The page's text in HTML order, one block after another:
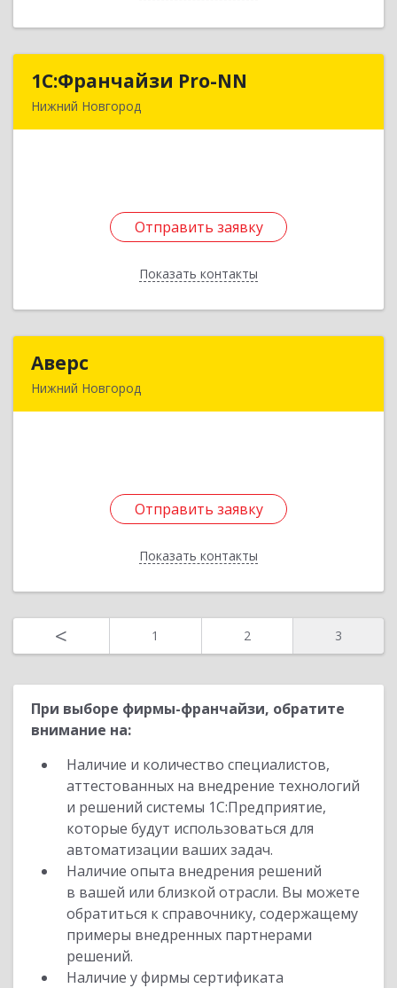
1С:Франчайзи Pro-NN
Нижний Новгород
Отправить заявку
Показать контакты
1С:Франчайзи Pro-NN
Отправить заявку
Назад
Аверс
Нижний Новгород
Отправить заявку
Показать контакты
Отправить заявку
Назад
< 1 2 3
При выборе фирмы-франчайзи, обратите
внимание на:
Наличие и количество специалистов,
аттестованных на внедрение технологий
и решений системы 1С:Предприятие,
которые будут использоваться для
автоматизации ваших задач.
Наличие опыта внедрения решений
в вашей или близкой отрасли. Вы можете
обратиться к справочнику, содержащему
примеры внедренных партнерами
решений.
Наличие у фирмы сертификата